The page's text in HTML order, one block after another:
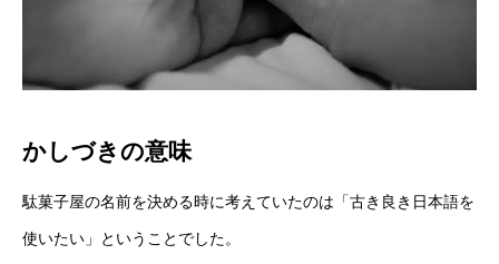
かしづきの意味
駄菓子屋の名前を決める時に考えていたのは「古き良き日本語を
使いたい」ということでした。